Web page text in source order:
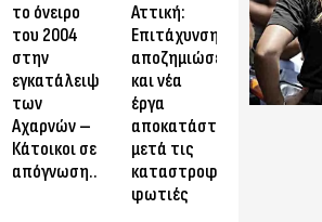
το όνειρο
του 2004
στην
εγκατάλειψη
των
Αχαρνών –
Κάτοικοι σε
απόγνωση…
Αττική:
Επιτάχυνση
αποζημιώσεων
και νέα
έργα
αποκατάστασης
μετά τις
καταστροφικές
φωτιές